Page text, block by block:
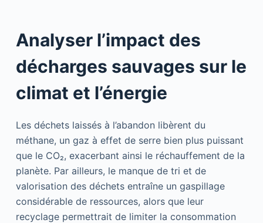
Analyser l’impact des
décharges sauvages sur le
climat et l’énergie
Les déchets laissés à l’abandon libèrent du
méthane, un gaz à effet de serre bien plus puissant
que le CO₂, exacerbant ainsi le réchauffement de la
planète. Par ailleurs, le manque de tri et de
valorisation des déchets entraîne un gaspillage
considérable de ressources, alors que leur
recyclage permettrait de limiter la consommation